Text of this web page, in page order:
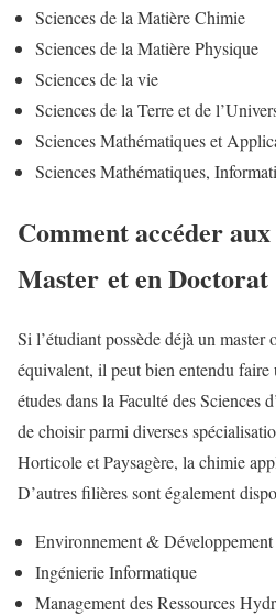
Sciences de la Matière Chimie
Sciences de la Matière Physique
Sciences de la vie
Sciences de la Terre et de
Sciences Mathématiques et
Sciences Mathématiques,
Comment accéder
Master et en Doctorat
Si l’étudiant possède déjà un
équivalent, il peut bien entendu faire
études dans la Faculté des Sciences
de choisir parmi diverses
Horticole et Paysagère, la chimie
D’autres filières sont également
Environnement &
Ingénierie Informatique
Management des Ressources